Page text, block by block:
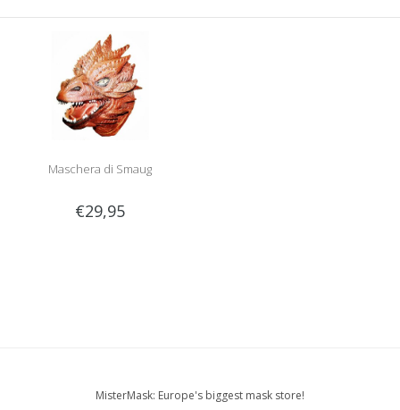
Maschera di Smaug
€29,95
MisterMask: Europe's biggest mask store!